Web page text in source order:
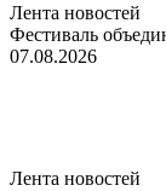
Лента новостей
Фестиваль
07.08.2026
Лента новостей